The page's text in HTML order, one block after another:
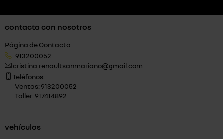
contacta con nosotros
Página de Contacto
913200052
cristina.renaultsanmariano@gmail.com
Teléfonos:
Ventas: 913200052
Taller: 917414892
vehículos